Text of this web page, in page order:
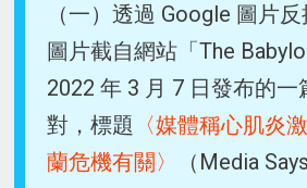
（一）透過 Google 圖片
圖片截自網站「The
2022 年 3 月 7 日發布的一
對，標題 〈媒體稱心肌炎
蘭危機有關〉
（Media